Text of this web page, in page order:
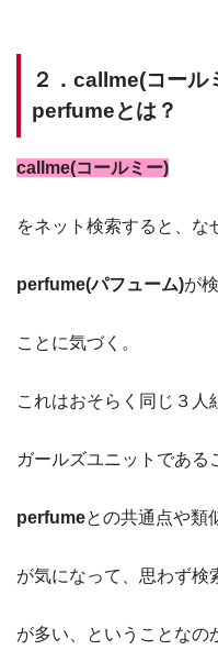
２．callme(コール
perfumeとは？
callme(コールミー)
をネット検索すると、な
perfume(パフューム)が
ことに気づく。
これはおそらく同じ３人
ガールズユニットである
perfumeとの共通点や類
が気になって、思わず検
が多い、ということなの